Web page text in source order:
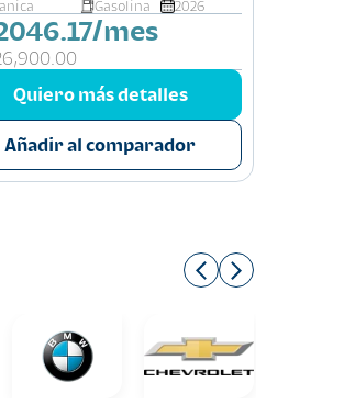
Gasolina 2026
mes
Quiero más detalles
Añadir al comparador